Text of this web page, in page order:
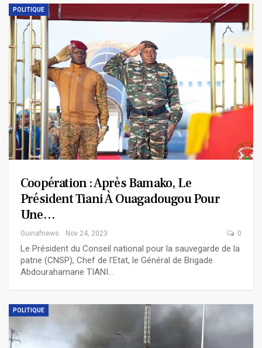
POLITIQUE
Coopération : Après Bamako, Le
Président Tiani À Ouagadougou Pour
Une…
Guinafnews Nov 24, 2023 0
Le Président du Conseil national pour la sauvegarde de la
patrie (CNSP), Chef de l'Etat, le Général de Brigade
Abdourahamane TIANI…
POLITIQUE